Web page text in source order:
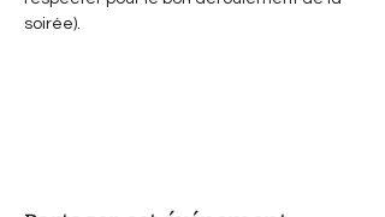
soirée).